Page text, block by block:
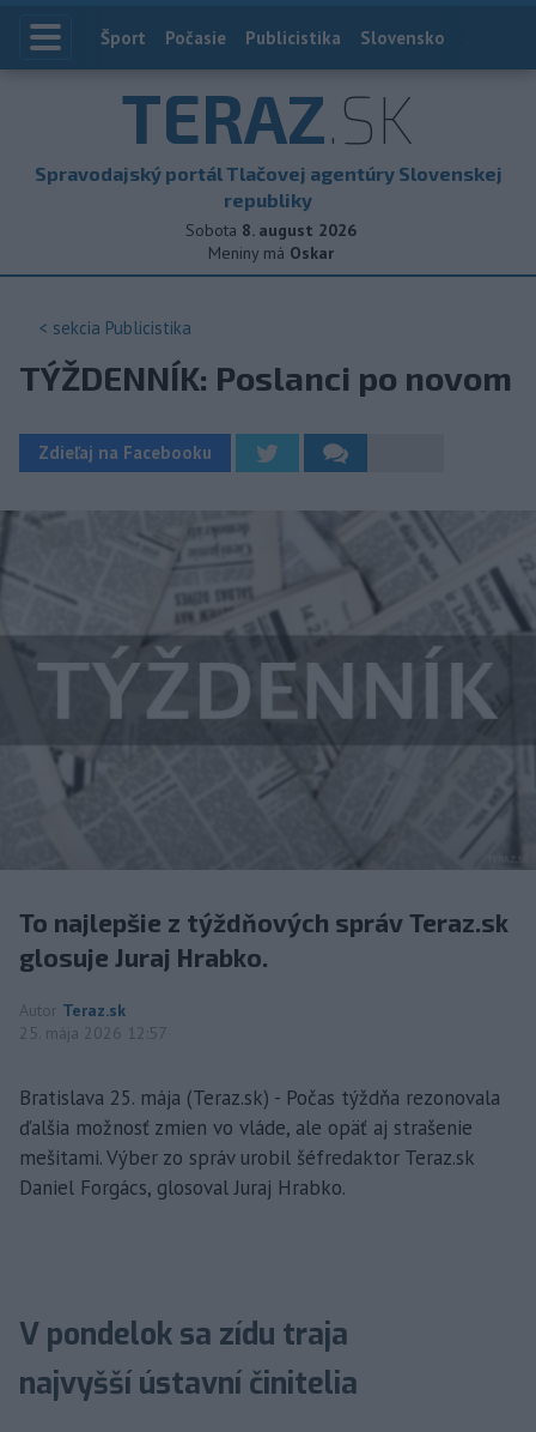
Index
Šport Počasie Publicistika Slovensko
TERAZ.SK
Spravodajský portál Tlačovej agentúry Slovenskej
republiky
Sobota 8. august 2026
Meniny má Oskar
< sekcia Publicistika
TÝŽDENNÍK: Poslanci po novom
Zdieľaj na Facebooku
To najlepšie z týždňových správ Teraz.sk
glosuje Juraj Hrabko.
Autor Teraz.sk
25. mája 2026 12:57
Bratislava 25. mája (Teraz.sk) - Počas týždňa rezonovala
ďalšia možnosť zmien vo vláde, ale opäť aj strašenie
mešitami. Výber zo správ urobil šéfredaktor Teraz.sk
Daniel Forgács, glosoval Juraj Hrabko.
V pondelok sa zídu traja
najvyšší ústavní činitelia